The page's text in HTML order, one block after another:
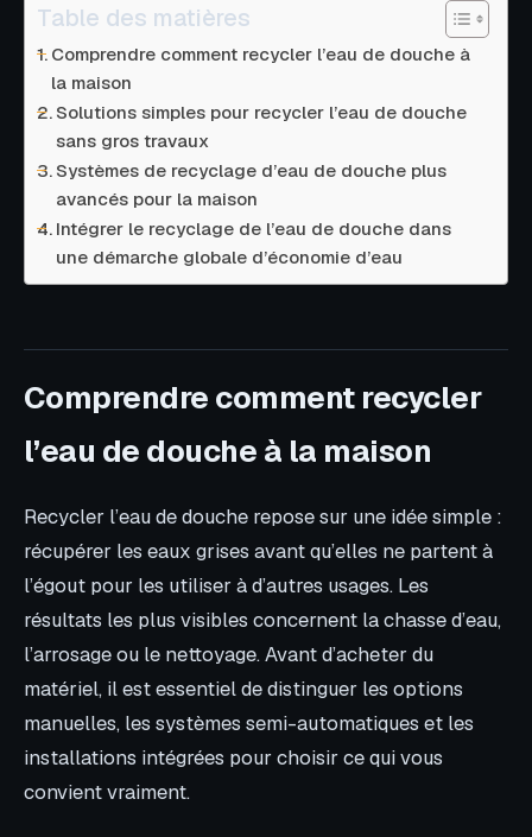
Table des matières
Comprendre comment recycler l’eau de douche à
la maison
Solutions simples pour recycler l’eau de douche
sans gros travaux
Systèmes de recyclage d’eau de douche plus
avancés pour la maison
Intégrer le recyclage de l’eau de douche dans
une démarche globale d’économie d’eau
Comprendre comment recycler
l’eau de douche à la maison
Recycler l’eau de douche repose sur une idée simple :
récupérer les eaux grises avant qu’elles ne partent à
l’égout pour les utiliser à d’autres usages. Les
résultats les plus visibles concernent la chasse d’eau,
l’arrosage ou le nettoyage. Avant d’acheter du
matériel, il est essentiel de distinguer les options
manuelles, les systèmes semi-automatiques et les
installations intégrées pour choisir ce qui vous
convient vraiment.